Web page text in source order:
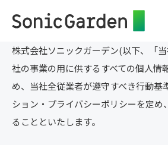
株式会社ソニックガーデン(以下、「
社の事業の用に供するすべての個人情
め、当社全従業者が遵守すべき行動基
ション・プライバシーポリシーを定め
ることといたします。